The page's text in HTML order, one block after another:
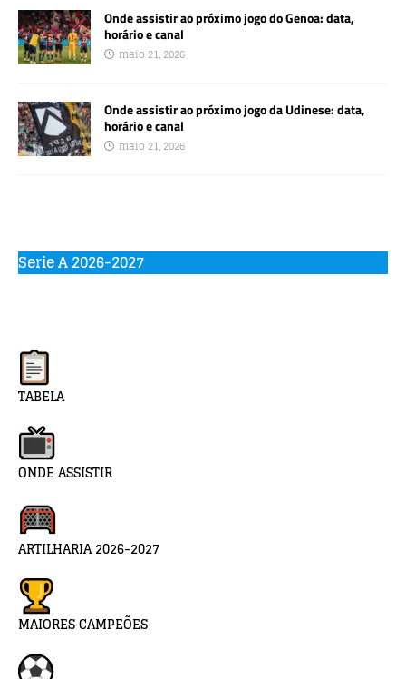
Onde assistir ao próximo jogo do Genoa: data,
horário e canal
maio 21, 2026
Onde assistir ao próximo jogo da Udinese: data,
horário e canal
maio 21, 2026
Serie A 2026-2027
TABELA
ONDE ASSISTIR
ARTILHARIA 2026-2027
MAIORES CAMPEÕES